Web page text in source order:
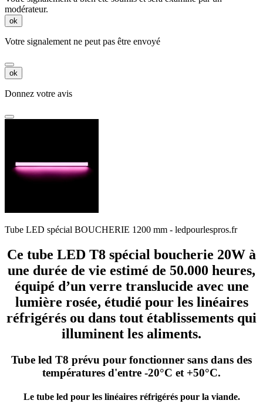
modérateur.
ok
Votre signalement ne peut pas être envoyé
ok
Donnez votre avis
Tube LED spécial BOUCHERIE 1200 mm - ledpourlespros.fr
Ce tube LED T8 spécial boucherie 20W à
une durée de vie estimé de 50.000 heures,
équipé d’un verre translucide avec une
lumière rosée, étudié pour les linéaires
réfrigérés ou dans tout établissements qui
illuminent les aliments.
Tube led T8 prévu pour fonctionner sans dans des
températures d'entre -20°C et +50°C.
Le tube led pour les linéaires réfrigérés pour la viande.